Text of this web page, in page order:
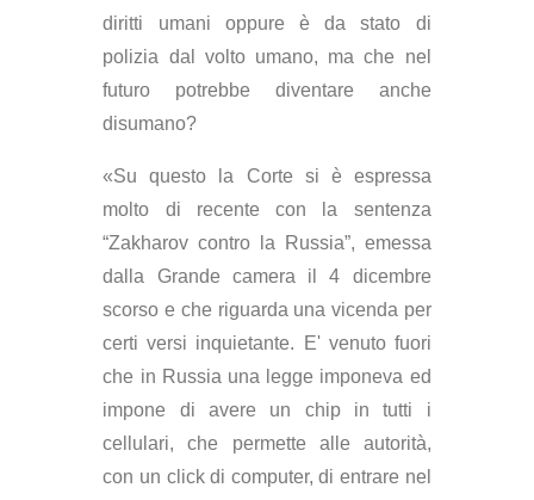
diritti umani oppure è da stato di
polizia dal volto umano, ma che nel
futuro potrebbe diventare anche
disumano?
«Su questo la Corte si è espressa
molto di recente con la sentenza
“Zakharov contro la Russia”, emessa
dalla Grande camera il 4 dicembre
scorso e che riguarda una vicenda per
certi versi inquietante. E' venuto fuori
che in Russia una legge imponeva ed
impone di avere un chip in tutti i
cellulari, che permette alle autorità,
con un click di computer, di entrare nel